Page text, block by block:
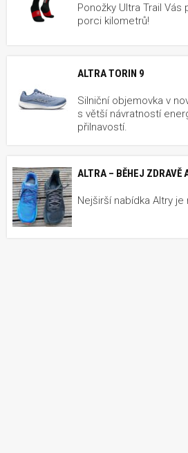
Ponožky Ultra Trail
porci kilometrů!
ALTRA TORIN 9
Silniční objemovka v
s větší návratností
přilnavostí.
ALTRA – BĚHEJ ZDRAVĚ
Nejširší nabídka Altry je